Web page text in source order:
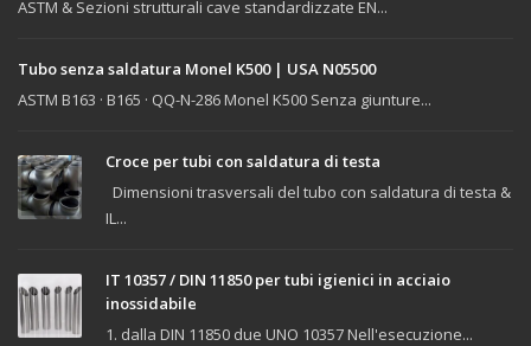
ASTM & Sezioni strutturali cave standardizzate EN...
Tubo senza saldatura Monel K500 | USA N05500
ASTM B163 · B165 · QQ-N-286 Monel K500 Senza giunture...
Croce per tubi con saldatura di testa
Dimensioni trasversali del tubo con saldatura di testa &
IL...
IT 10357 / DIN 11850 per tubi igienici in acciaio
inossidabile
1. dalla DIN 11850 due UNO 10357 Nell'esecuzione...